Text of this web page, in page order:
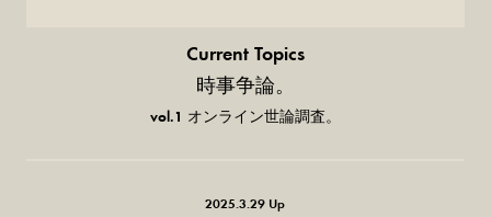
Current Topics
時事争論。
vol.1 オンライン世論調査。
2025.3.29 Up